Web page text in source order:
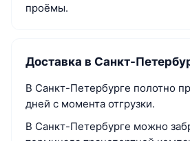
проёмы.
Доставка в Санкт-
В Санкт-Петербурге полотно
дней с момента отгрузки.
В Санкт-Петербурге можно